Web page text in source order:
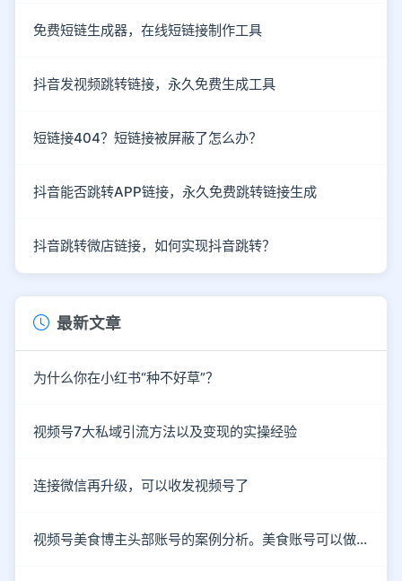
免费短链生成器，在线短链接制作工具
抖音发视频跳转链接，永久免费生成工具
短链接404？短链接被屏蔽了怎么办？
抖音能否跳转APP链接，永久免费跳转链接生成
抖音跳转微店链接，如何实现抖音跳转？
最新文章
为什么你在小红书“种不好草”？
视频号7大私域引流方法以及变现的实操经验
连接微信再升级，可以收发视频号了
视频号美食博主头部账号的案例分析。美食账号可以做哪些类型的内容？